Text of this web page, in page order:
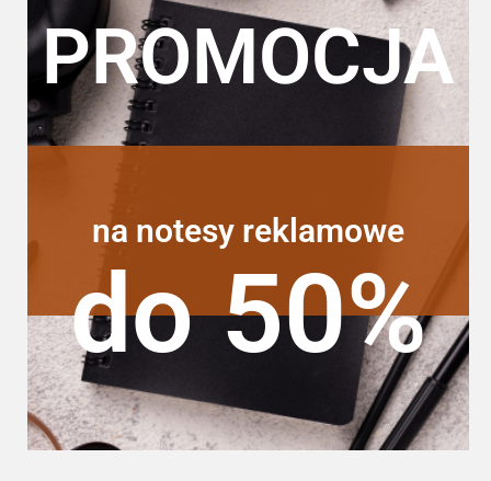
PROMOCJA
na notesy reklamowe
do 50%